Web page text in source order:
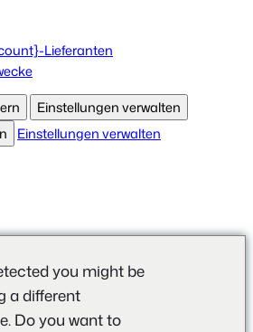
Lieferanten
Einstellungen verwalten
Einstellungen verwalten
you might be
a different
Do you want to